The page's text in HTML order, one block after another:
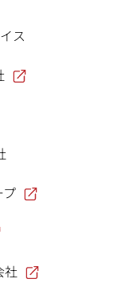
ス
プ
社